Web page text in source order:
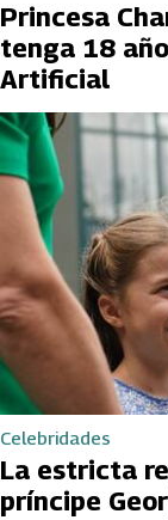
Princesa
tenga 18
Artificial
Celebridades
La estricta
príncipe